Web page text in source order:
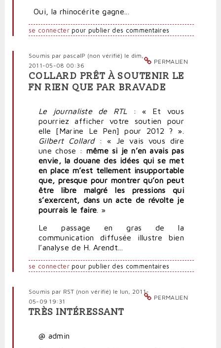
Oui, la rhinocérite gagne...
se connecterpour publier des commentaires
PERMALIEN
Soumis par pascalP (non vérifié) le dim,
2011-05-08 00:36
COLLARD PRÊT À SOUTENIR LE
FN RIEN QUE PAR BRAVADE
Le journaliste de RTL
: « Et vous
pourriez afficher votre soutien pour
elle [Marine Le Pen] pour 2012 ? ».
Gilbert Collard: « Je vais vous dire
une chose : même si je n’en avais pas
envie, la douane des idées qui se met
en place m’est tellement insupportable
que, presque pour montrer qu’on peut
être libre malgré les pressions qui
s’exercent, dans un acte de révolte je
pourrais le faire . »
Le passage en gras de la
communication diffusée illustre bien
l’analyse de H. Arendt...
se connecterpour publier des commentaires
PERMALIEN
Soumis par RST (non vérifié) le lun, 2011-
05-09 19:31
TRÈS INTÉRESSANT
@ admin